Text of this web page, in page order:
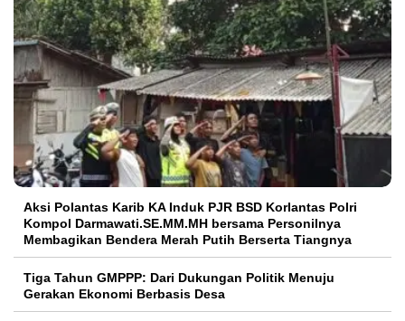
Aksi Polantas Karib KA Induk PJR BSD Korlantas Polri
Kompol Darmawati.SE.MM.MH bersama Personilnya
Membagikan Bendera Merah Putih Berserta Tiangnya
Tiga Tahun GMPPP: Dari Dukungan Politik Menuju
Gerakan Ekonomi Berbasis Desa